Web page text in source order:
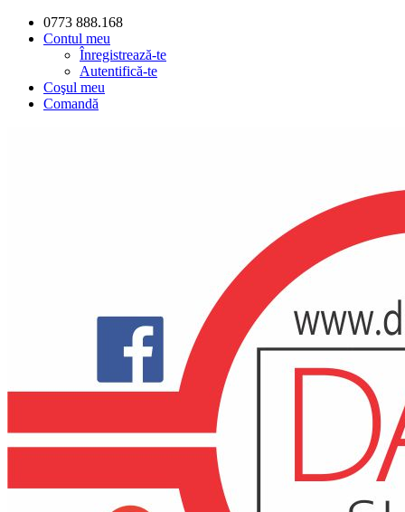
0773 888.168
Contul meu
Înregistrează-te
Autentifică-te
Coşul meu
Comandă